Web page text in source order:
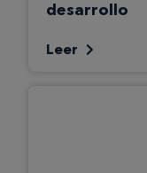
desarrollo
Leer